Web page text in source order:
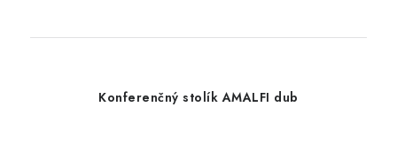
Konferenčný stolík AMALFI dub